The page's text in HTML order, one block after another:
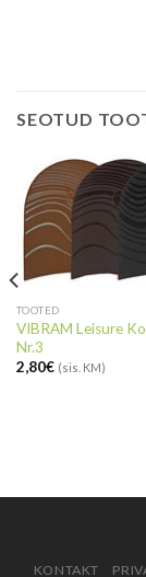
SEOTUD
TOOTED
VIBRAM Leisure
Nr.3
2,80€ (sis. KM)
KONTAKT